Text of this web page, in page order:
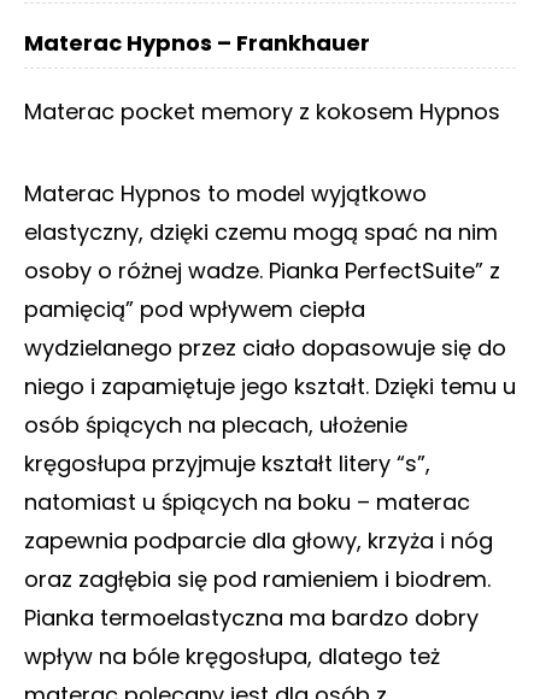
Materac Hypnos – Frankhauer
Materac pocket memory z kokosem Hypnos
Materac Hypnos to model wyjątkowo
elastyczny, dzięki czemu mogą spać na nim
osoby o różnej wadze. Pianka PerfectSuite” z
pamięcią” pod wpływem ciepła
wydzielanego przez ciało dopasowuje się do
niego i zapamiętuje jego kształt. Dzięki temu u
osób śpiących na plecach, ułożenie
kręgosłupa przyjmuje kształt litery “s”,
natomiast u śpiących na boku – materac
zapewnia podparcie dla głowy, krzyża i nóg
oraz zagłębia się pod ramieniem i biodrem.
Pianka termoelastyczna ma bardzo dobry
wpływ na bóle kręgosłupa, dlatego też